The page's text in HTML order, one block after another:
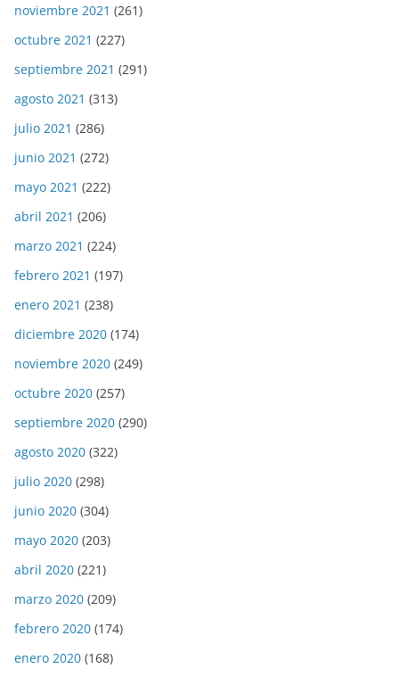
noviembre 2021 (261)
octubre 2021 (227)
septiembre 2021 (291)
agosto 2021 (313)
julio 2021 (286)
junio 2021 (272)
mayo 2021 (222)
abril 2021 (206)
marzo 2021 (224)
febrero 2021 (197)
enero 2021 (238)
diciembre 2020 (174)
noviembre 2020 (249)
octubre 2020 (257)
septiembre 2020 (290)
agosto 2020 (322)
julio 2020 (298)
junio 2020 (304)
mayo 2020 (203)
abril 2020 (221)
marzo 2020 (209)
febrero 2020 (174)
enero 2020 (168)